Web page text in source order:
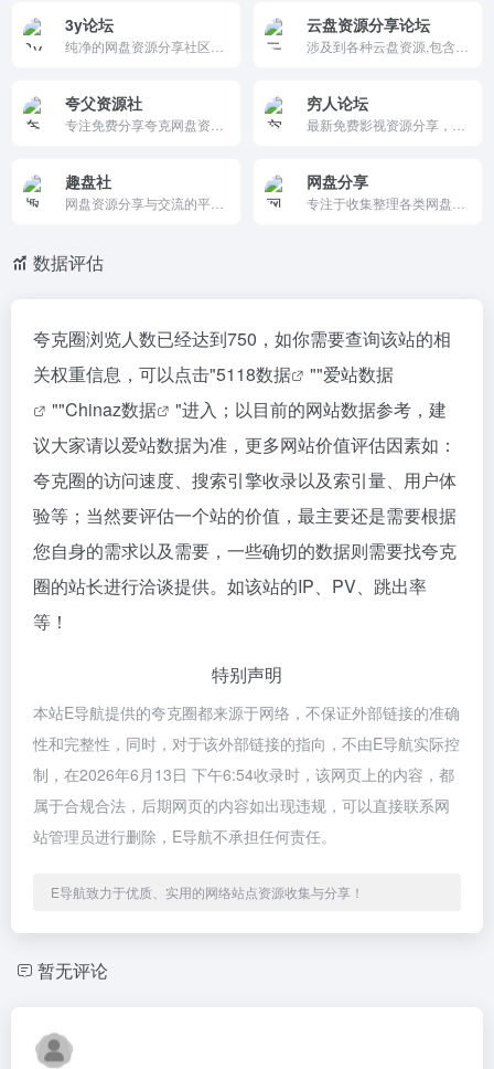
3y论坛 云盘资源分享论坛
夸父资源社 穷人论坛
趣盘社 网盘分享
数据评估
夸克圈浏览人数已经达到750，如你需要查询该站的相
关权重信息，可以点击"5118数据 ""爱站数据
""Chinaz数据
"进入；以目前的网站数据参考，建
议大家请以爱站数据为准，更多网站价值评估因素如：
夸克圈的访问速度、搜索引擎收录以及索引量、用户体
验等；当然要评估一个站的价值，最主要还是需要根据
您自身的需求以及需要，一些确切的数据则需要找夸克
圈的站长进行洽谈提供。如该站的IP、PV、跳出率
等！
特别声明
本站E导航提供的夸克圈都来源于网络，不保证外部链接的准确
性和完整性，同时，对于该外部链接的指向，不由E导航实际控
制，在2026年6月13日 下午6:54收录时，该网页上的内容，都
属于合规合法，后期网页的内容如出现违规，可以直接联系网
站管理员进行删除，E导航不承担任何责任。
E导航致力于优质、实用的网络站点资源收集与分享！
暂无评论